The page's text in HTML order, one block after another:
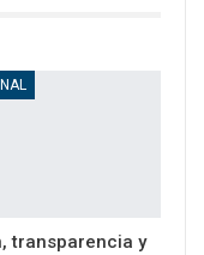
transparencia y